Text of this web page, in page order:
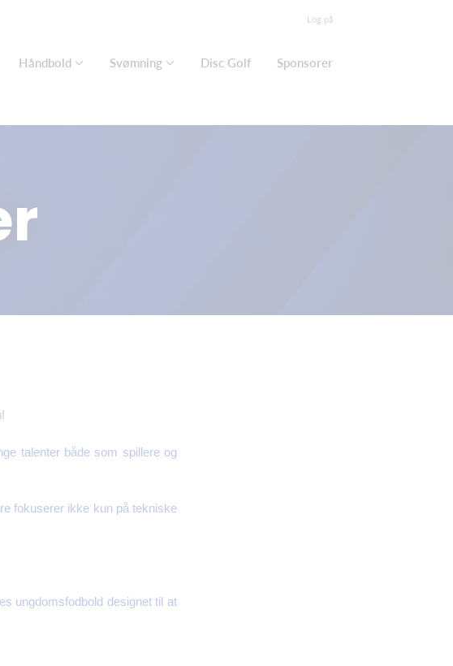
Log på
Håndbold Svømning Disc Golf Sponsorer
talenter både som spillere og
fokuserer ikke kun på tekniske
ungdomsfodbold designet til at